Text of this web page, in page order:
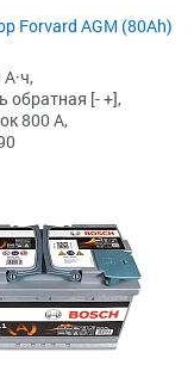
Forvard AGM (80Ah)
обратная [- +],
800 А,